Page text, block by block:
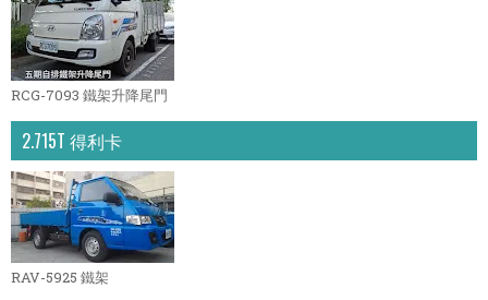
RCG-7093 鐵架升降尾門
2.715T 得利卡
RAV-5925 鐵架